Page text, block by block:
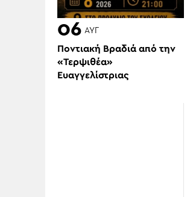
06 ΑΥΓ
Ποντιακή Βραδιά από την
«Τερψιθέα»
Ευαγγελίστριας